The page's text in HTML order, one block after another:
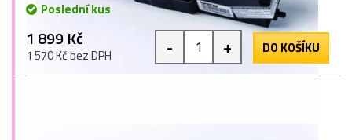
Poslední kus
1 899 Kč
1 570 Kč bez DPH - + DO KOŠÍKU